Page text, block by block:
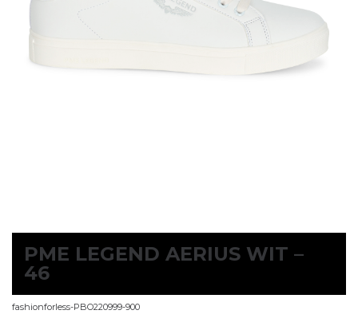
PME LEGEND AERIUS WIT –
46
fashionforless-PBO220999-900